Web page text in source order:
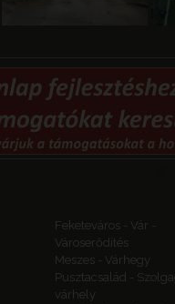
Feketeváros - Vár -
Városerődítés
Meszes - Várhegy
Pusztacsalád -
várhely